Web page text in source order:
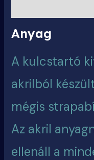
Anyag
A kulcstartó
akrilból
mégis
Az akril
ellenáll a